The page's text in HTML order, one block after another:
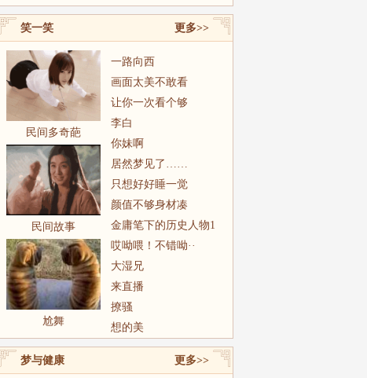
更多>>
笑一笑
民间多奇葩
民间故事
尬舞
一路向西
画面太美不敢看
让你一次看个够
李白
你妹啊
居然梦见了……
只想好好睡一觉
颜值不够身材凑
金庸笔下的历史人物1
哎呦喂！不错呦··
大湿兄
来直播
撩骚
想的美
更多>>
梦与健康